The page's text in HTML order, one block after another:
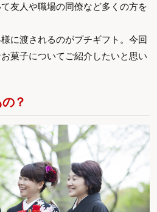
友人や職場の同僚など多くの方を
に渡されるのがプチギフト。今回
菓子についてご紹介したいと思い
？